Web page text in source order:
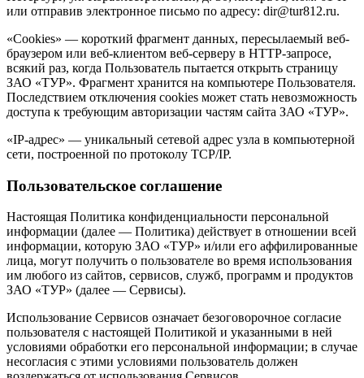
или отправив электронное письмо по адресу: dir@tur812.ru.
«Cookies» — короткий фрагмент данных, пересылаемый веб-
браузером или веб-клиентом веб-серверу в HTTP-запросе,
всякий раз, когда Пользователь пытается открыть страницу
ЗАО «ТУР». Фрагмент хранится на компьютере Пользователя.
Последствием отключения cookies может стать невозможность
доступа к требующим авторизации частям сайта ЗАО «ТУР».
«IP-адрес» — уникальный сетевой адрес узла в компьютерной
сети, построенной по протоколу TCP/IP.
Пользовательское соглашение
Настоящая Политика конфиденциальности персональной
информации (далее — Политика) действует в отношении всей
информации, которую ЗАО «ТУР» и/или его аффилированные
лица, могут получить о пользователе во время использования
им любого из сайтов, сервисов, служб, программ и продуктов
ЗАО «ТУР» (далее — Сервисы).
Использование Сервисов означает безоговорочное согласие
пользователя с настоящей Политикой и указанными в ней
условиями обработки его персональной информации; в случае
несогласия с этими условиями пользователь должен